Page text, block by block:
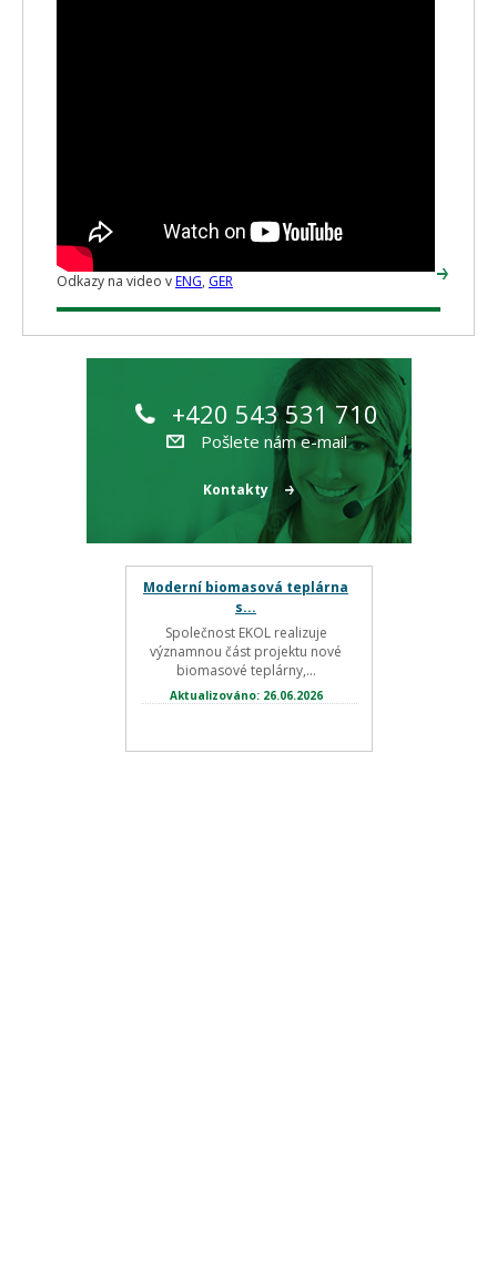
Odkazy na video vENG, GER
+420 543 531 710
Pošlete nám e-mail
Kontakty
Moderní biomasová teplárna
s...
Společnost EKOL realizuje
významnou část projektu nové
biomasové teplárny,...
Aktualizováno: 26.06.2026